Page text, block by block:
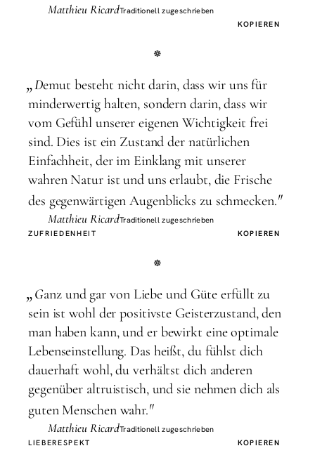
Matthieu RicardTraditionell zugeschrieben
KOPIEREN
„Demut besteht nicht darin, dass wir uns für
minderwertig halten, sondern darin, dass wir
vom Gefühl unserer eigenen Wichtigkeit frei
sind. Dies ist ein Zustand der natürlichen
Einfachheit, der im Einklang mit unserer
wahren Natur ist und uns erlaubt, die Frische
des gegenwärtigen Augenblicks zu schmecken."
Matthieu RicardTraditionell zugeschrieben
ZUFRIEDENHEIT
KOPIEREN
„Ganz und gar von Liebe und Güte erfüllt zu
sein ist wohl der positivste Geisterzustand, den
man haben kann, und er bewirkt eine optimale
Lebenseinstellung. Das heißt, du fühlst dich
dauerhaft wohl, du verhältst dich anderen
gegenüber altruistisch, und sie nehmen dich als
guten Menschen wahr."
Matthieu RicardTraditionell zugeschrieben
LIEBERESPEKT KOPIEREN